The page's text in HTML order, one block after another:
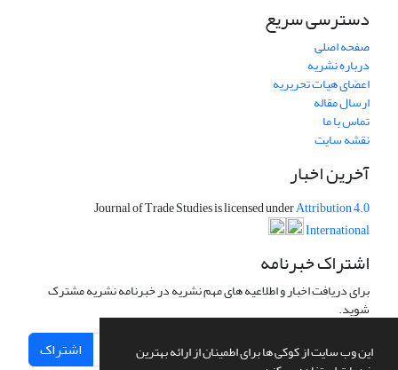
این وب سایت از کوکی ها برای اطمینان از ارائه بهترین
دسترسی سریع
صفحه اصلی
درباره نشریه
اعضای هیات تحریریه
ارسال مقاله
تماس با ما
نقشه سایت
آخرین اخبار
Journal of Trade Studies is licensed underAttribution 4.0
International
اشتراک خبرنامه
برای دریافت اخبار و اطلاعیه های مهم نشریه در خبرنامه نشریه مشترک
شوید.
اشتراک